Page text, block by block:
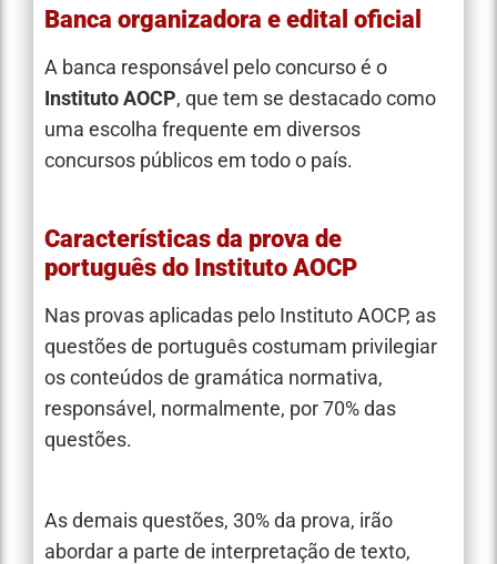
Banca organizadora e edital oficial
A banca responsável pelo concurso é o
Instituto AOCP, que tem se destacado como
uma escolha frequente em diversos
concursos públicos em todo o país.
Características da prova de
português do Instituto AOCP
Nas provas aplicadas pelo Instituto AOCP, as
questões de português costumam privilegiar
os conteúdos de gramática normativa,
responsável, normalmente, por 70% das
questões.
As demais questões, 30% da prova, irão
abordar a parte de interpretação de texto,